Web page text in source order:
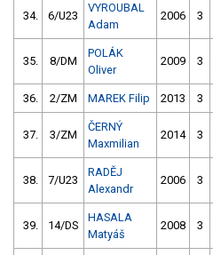
34. 6/U23
VYROUBAL
Adam
2006 3
35. 8/DM
POLÁK
Oliver
2009 3
36. 2/ZM MAREK Filip 2013 3
37. 3/ZM
ČERNÝ
Maxmilian
2014 3
38. 7/U23
RADĚJ
Alexandr
2006 3
39. 14/DS
HASALA
Matyáš
2008 3